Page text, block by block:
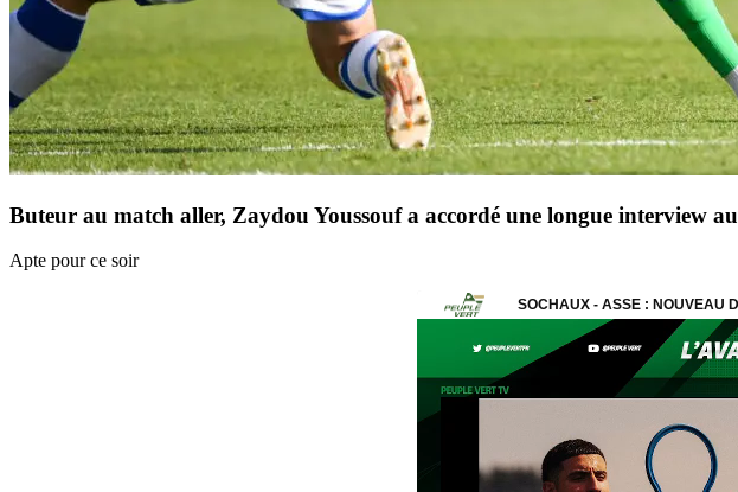
Buteur au match aller, Zaydou Youssouf a accordé une longue interview au
Apte pour ce soir